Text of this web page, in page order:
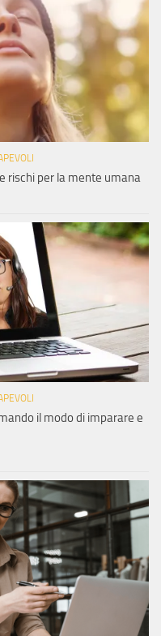
rischi per la mente umana
il modo di imparare e